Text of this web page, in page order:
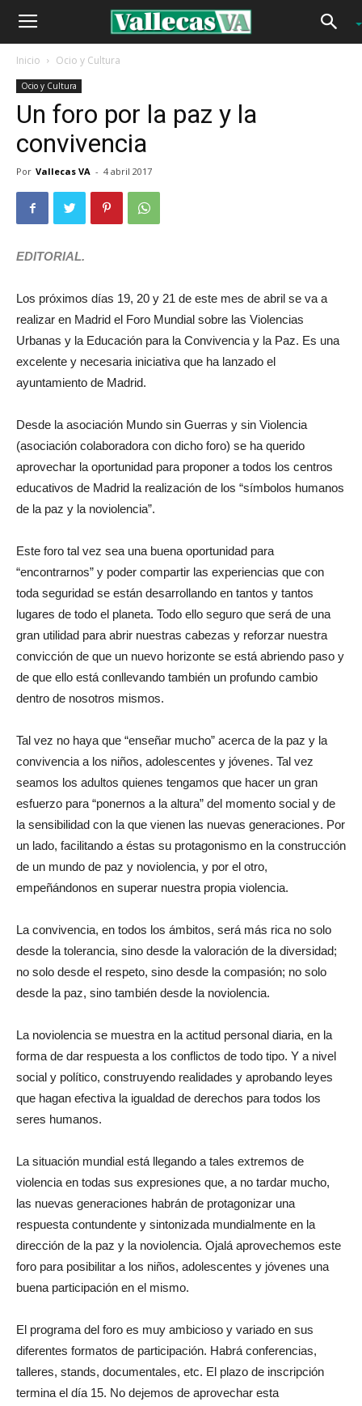
Inicio Ocio y Cultura
Ocio y Cultura
Un foro por la paz y la
convivencia
Por Vallecas VA - 4 abril 2017
EDITORIAL.
Los próximos días 19, 20 y 21 de este mes de abril se va a
realizar en Madrid el Foro Mundial sobre las Violencias
Urbanas y la Educación para la Convivencia y la Paz. Es una
excelente y necesaria iniciativa que ha lanzado el
ayuntamiento de Madrid.
Desde la asociación Mundo sin Guerras y sin Violencia
(asociación colaboradora con dicho foro) se ha querido
aprovechar la oportunidad para proponer a todos los centros
educativos de Madrid la realización de los “símbolos humanos
de la paz y la noviolencia”.
Este foro tal vez sea una buena oportunidad para
“encontrarnos” y poder compartir las experiencias que con
toda seguridad se están desarrollando en tantos y tantos
lugares de todo el planeta. Todo ello seguro que será de una
gran utilidad para abrir nuestras cabezas y reforzar nuestra
convicción de que un nuevo horizonte se está abriendo paso y
de que ello está conllevando también un profundo cambio
dentro de nosotros mismos.
Tal vez no haya que “enseñar mucho” acerca de la paz y la
convivencia a los niños, adolescentes y jóvenes. Tal vez
seamos los adultos quienes tengamos que hacer un gran
esfuerzo para “ponernos a la altura” del momento social y de
la sensibilidad con la que vienen las nuevas generaciones. Por
un lado, facilitando a éstas su protagonismo en la construcción
de un mundo de paz y noviolencia, y por el otro,
empeñándonos en superar nuestra propia violencia.
La convivencia, en todos los ámbitos, será más rica no solo
desde la tolerancia, sino desde la valoración de la diversidad;
no solo desde el respeto, sino desde la compasión; no solo
desde la paz, sino también desde la noviolencia.
La noviolencia se muestra en la actitud personal diaria, en la
forma de dar respuesta a los conflictos de todo tipo. Y a nivel
social y político, construyendo realidades y aprobando leyes
que hagan efectiva la igualdad de derechos para todos los
seres humanos.
La situación mundial está llegando a tales extremos de
violencia en todas sus expresiones que, a no tardar mucho,
las nuevas generaciones habrán de protagonizar una
respuesta contundente y sintonizada mundialmente en la
dirección de la paz y la noviolencia. Ojalá aprovechemos este
foro para posibilitar a los niños, adolescentes y jóvenes una
buena participación en el mismo.
El programa del foro es muy ambicioso y variado en sus
diferentes formatos de participación. Habrá conferencias,
talleres, stands, documentales, etc. El plazo de inscripción
termina el día 15. No dejemos de aprovechar esta